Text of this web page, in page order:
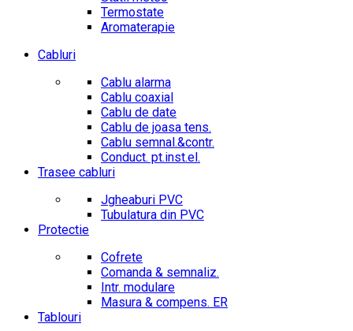
Termostate
Aromaterapie
Cabluri
Cablu alarma
Cablu coaxial
Cablu de date
Cablu de joasa tens.
Cablu semnal.&contr.
Conduct. pt.inst.el.
Trasee cabluri
Jgheaburi PVC
Tubulatura din PVC
Protectie
Cofrete
Comanda & semnaliz.
Intr. modulare
Masura & compens. ER
Tablouri